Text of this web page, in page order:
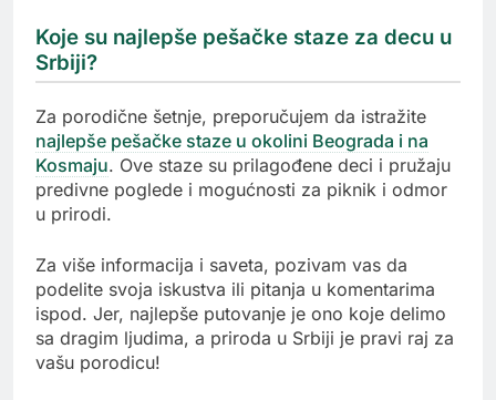
Koje su najlepše pešačke staze za decu u
Srbiji?
Za porodične šetnje, preporučujem da istražite
najlepše pešačke staze u okolini Beograda i na
Kosmaju. Ove staze su prilagođene deci i pružaju
predivne poglede i mogućnosti za piknik i odmor
u prirodi.
Za više informacija i saveta, pozivam vas da
podelite svoja iskustva ili pitanja u komentarima
ispod. Jer, najlepše putovanje je ono koje delimo
sa dragim ljudima, a priroda u Srbiji je pravi raj za
vašu porodicu!